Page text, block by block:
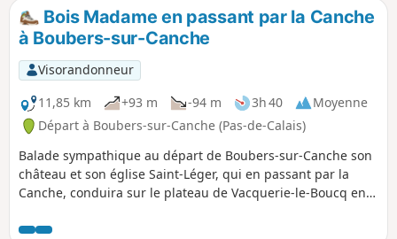
Bois Madame en passant par la Canche
à Boubers-sur-Canche
Visorandonneur
11,85 km
+93 m -94 m 3h 40
Moyenne
Départ à Boubers-sur-Canche (Pas-de-Calais)
Balade sympathique au départ de Boubers-sur-Canche son
château et son église Saint-Léger, qui en passant par la
Canche, conduira sur le plateau de Vacquerie-le-Boucq en
du Bois des Avents jusque Boubers-sur-Canche.